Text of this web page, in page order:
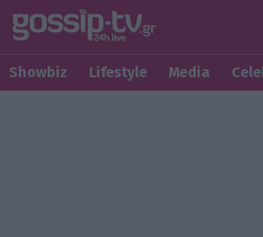
Showbiz Lifestyle Media